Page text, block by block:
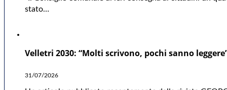
stato…
Velletri 2030: “Molti scrivono, pochi sanno
31/07/2026